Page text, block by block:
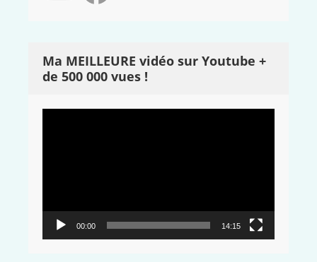
Ma MEILLEURE vidéo sur Youtube +
de 500 000 vues !
00:00 14:15